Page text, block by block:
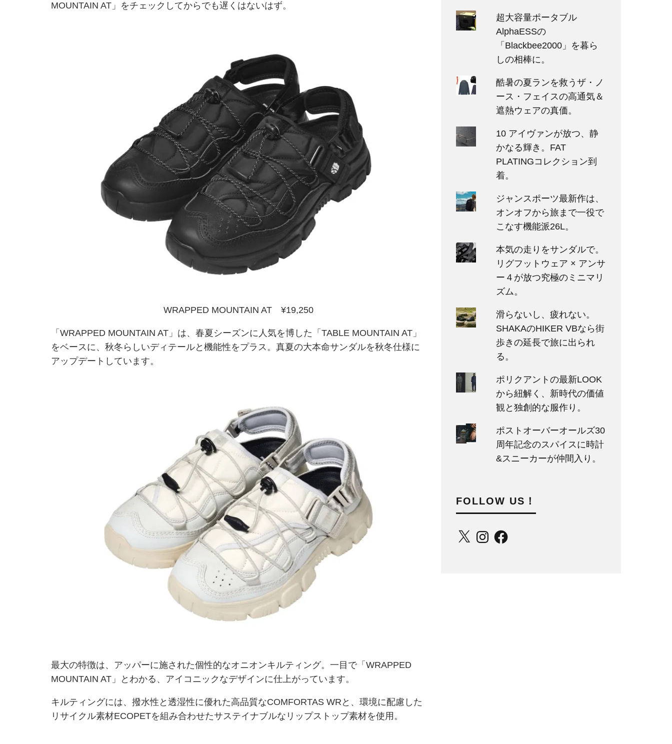
MOUNTAIN AT」をチェックしてからでも遅くはないはず。
WRAPPED MOUNTAIN AT ¥19,250
「WRAPPED MOUNTAIN AT」は、春夏シーズンに人気を博した「TABLE MOUNTAIN AT」
をベースに、秋冬らしいディテールと機能性をプラス。真夏の大本命サンダルを秋冬仕様に
アップデートしています。
最大の特徴は、アッパーに施された個性的なオニオンキルティング。一目で「WRAPPED
MOUNTAIN AT」とわかる、アイコニックなデザインに仕上がっています。
キルティングには、撥水性と透湿性に優れた高品質なCOMFORTAS WRと、環境に配慮した
リサイクル素材ECOPETを組み合わせたサステイナブルなリップストップ素材を使用。
超大容量ポータブル
AlphaESSの
「Blackbee2000」を暮ら
しの相棒に。
酷暑の夏ランを救うザ・ノ
ース・フェイスの高通気＆
遮熱ウェアの真価。
10 アイヴァンが放つ、静
かなる輝き。FAT
PLATINGコレクション到
着。
ジャンスポーツ最新作は、
オンオフから旅まで一役で
こなす機能派26L。
本気の走りをサンダルで。
リグフットウェア × アンサ
ー４が放つ究極のミニマリ
ズム。
滑らないし、疲れない。
SHAKAのHIKER VBなら街
歩きの延長で旅に出られ
る。
ポリクアントの最新LOOK
から紐解く、新時代の価値
観と独創的な服作り。
ポストオーバーオールズ30
周年記念のスパイスに時計
&スニーカーが仲間入り。
FOLLOW US！
X InstagramFacebook